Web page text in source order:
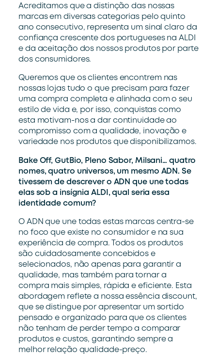
Acreditamos que a distinção das nossas
marcas em diversas categorias pelo quinto
ano consecutivo, representa um sinal claro da
confiança crescente dos portugueses na ALDI
e da aceitação dos nossos produtos por parte
dos consumidores.
Queremos que os clientesencontrem nas
nossas lojas tudoo que precisam para fazer
uma compra completa e alinhada com o seu
estilo de vida e, por isso,conquistas como
esta motivam-nosa dar continuidadeao
compromisso com aqualidade, inovação e
variedade nos produtosquedisponibilizamos.
Bake Off, GutBio, Pleno Sabor, Milsani… quatro
nomes, quatro universos, um mesmo ADN. Se
tivessem de descrever o ADN que une todas
elas sob a insígnia ALDI, qual seria essa
identidade comum?
O ADN que une todas estas marcas centra-se
no foco que existe no consumidor e na sua
experiência de compra. Todos os produtos
são cuidadosamenteconcebidos e
selecionados, nãoapenas paragarantir a
qualidade, mas também para tornar a
compra mais simples, rápida e eficiente. Esta
abordagem reflete a nossa essência discount,
que se distingue por apresentar um sortido
pensado e organizado para que os clientes
não tenham de perder tempo a comparar
produtose custos,garantindo sempre a
melhor relação qualidade-preço.